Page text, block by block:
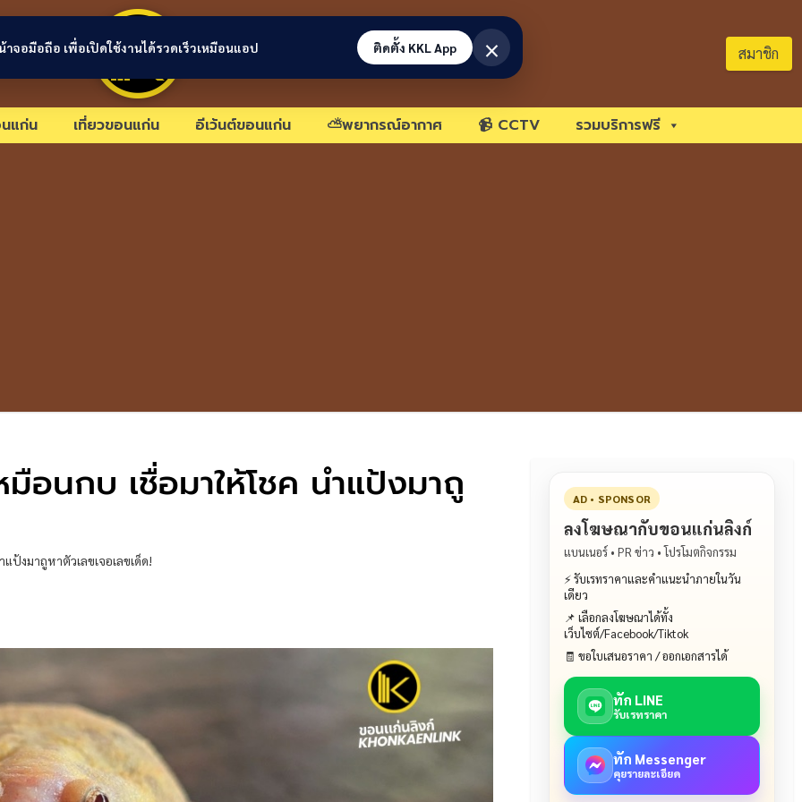
ขอนแก่นลิงก์ สมาชิก
แก่น เที่ยวขอนแก่น อีเว้นต์ขอนแก่น ⛅พยากรณ์อากาศ 📹 CCTV รวมบริการฟรี
อนกบ เชื่อมาให้โชค นำแป้งมาถู
งมาถูหาตัวเลขเจอเลขเด็ด!
AD • SPONSOR
ลงโฆษณากับขอนแก่นลิงก์
แบนเนอร์ • PR ข่าว • โปรโมตกิจกรรม
⚡ รับเรทราคาและคำแนะนำภายในวัน
เดียว
📌 เลือกลงโฆษณาได้ทั้ง
เว็บไซต์/Facebook/Tiktok
🧾 ขอใบเสนอราคา / ออกเอกสารได้
ทัก LINE
รับเรทราคา
ทัก Messenger
คุยรายละเอียด
าจอมือถือ เพื่อเปิดใช้งานได้รวดเร็วเหมือนแอป ติดตั้ง KKL App ×